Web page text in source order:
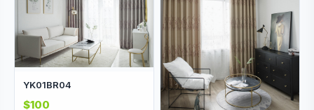
YK01BR04
$100